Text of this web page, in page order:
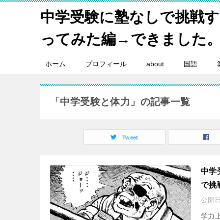
中学受験に塾なしで挑戦
ってみた編→できました
ホーム プロフィール about 国語
「中学受験と体力」の記事一覧
Tweet
中学
で挑
公開
学力